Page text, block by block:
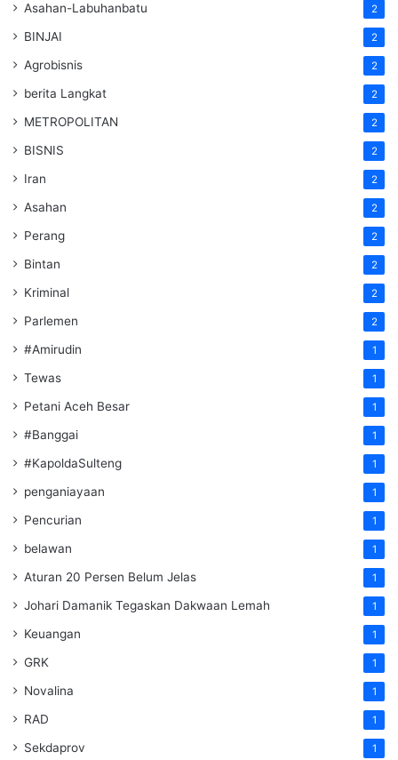
Asahan-Labuhanbatu 2
BINJAI 2
Agrobisnis 2
berita Langkat 2
METROPOLITAN 2
BISNIS 2
Iran 2
Asahan 2
Perang 2
Bintan 2
Kriminal 2
Parlemen 2
#Amirudin 1
Tewas 1
Petani Aceh Besar 1
#Banggai 1
#KapoldaSulteng 1
penganiayaan 1
Pencurian 1
belawan 1
Aturan 20 Persen Belum Jelas 1
Johari Damanik Tegaskan Dakwaan Lemah 1
Keuangan 1
GRK 1
Novalina 1
RAD 1
Sekdaprov 1